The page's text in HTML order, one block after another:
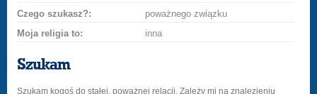
Czego szukasz?:
poważnego związku
Moja religia to:
inna
Szukam
Szukam kogoś do stałej, poważnej relacji. Zależy mi na znalezieniu